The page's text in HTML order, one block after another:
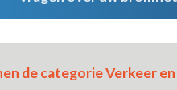
de categorie Verkeer